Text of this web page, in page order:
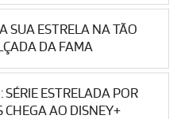
SUA ESTRELA NA TÃO
DA FAMA
SÉRIE ESTRELADA POR
CHEGA AO DISNEY+